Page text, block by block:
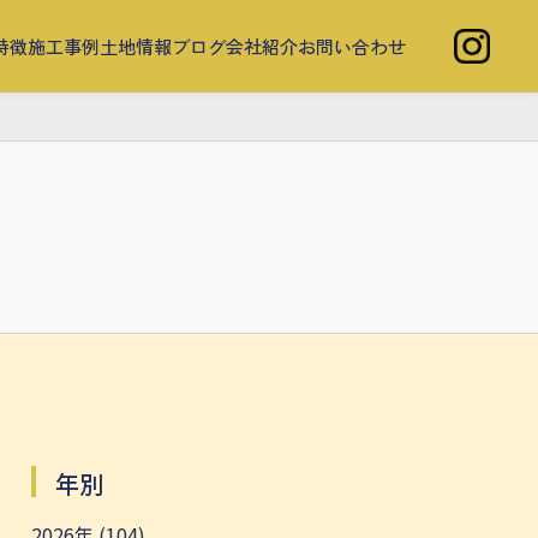
徴施工事例土地情報ブログ会社紹介お問い合わせ
年別